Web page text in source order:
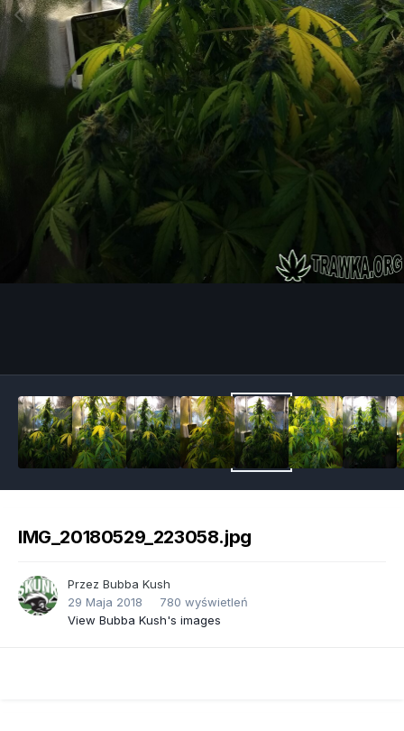
IMG_20180529_223058.jpg
Przez Bubba Kush
29 Maja 2018
780 wyświetleń
View Bubba Kush's images